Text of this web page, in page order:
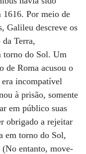
1616. Por meio de
Galileu descreve os
da Terra,
torno do Sol. Um
de Roma acusou o
incompatível
à prisão, somente
em público suas
obrigado a rejeitar
em torno do Sol,
entanto, move-